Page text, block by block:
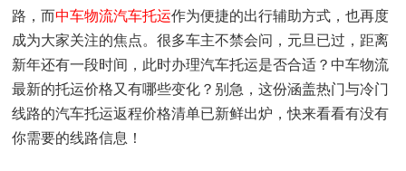
路，而中车物流汽车托运作为便捷的出行辅助方式，也再度
成为大家关注的焦点。很多车主不禁会问，元旦已过，距离
新年还有一段时间，此时办理汽车托运是否合适？中车物流
最新的托运价格又有哪些变化？别急，这份涵盖热门与冷门
线路的汽车托运返程价格清单已新鲜出炉，快来看看有没有
你需要的线路信息！